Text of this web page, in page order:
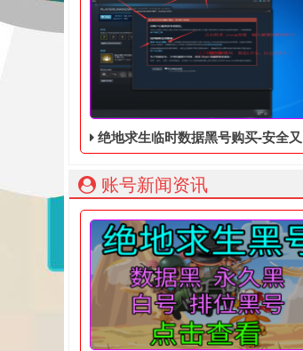
绝地求生临时数据黑号购买-安全又靠谱
账号新闻资讯